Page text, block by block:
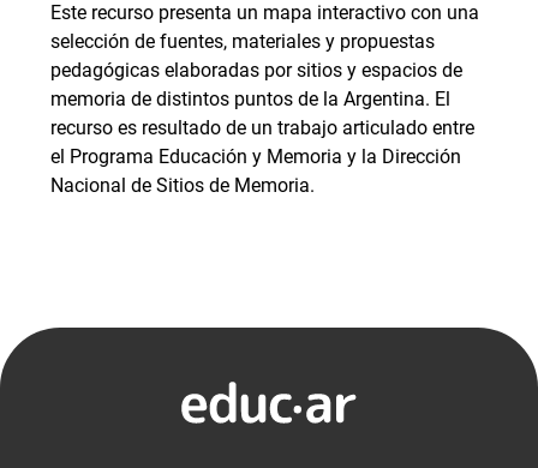
Este recurso presenta un mapa interactivo con una
selección de fuentes, materiales y propuestas
pedagógicas elaboradas por sitios y espacios de
memoria de distintos puntos de la Argentina. El
recurso es resultado de un trabajo articulado entre
el Programa Educación y Memoria y la Dirección
Nacional de Sitios de Memoria.